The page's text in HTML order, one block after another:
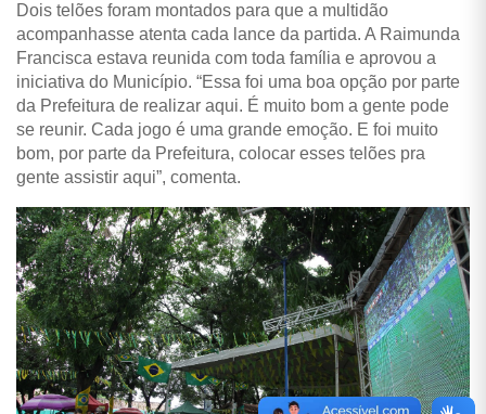
Dois telões foram montados para que a multidão
acompanhasse atenta cada lance da partida. A Raimunda
Francisca estava reunida com toda família e aprovou a
iniciativa do Município. “Essa foi uma boa opção por parte
da Prefeitura de realizar aqui. É muito bom a gente pode
se reunir. Cada jogo é uma grande emoção. E foi muito
bom, por parte da Prefeitura, colocar esses telões pra
gente assistir aqui”, comenta.